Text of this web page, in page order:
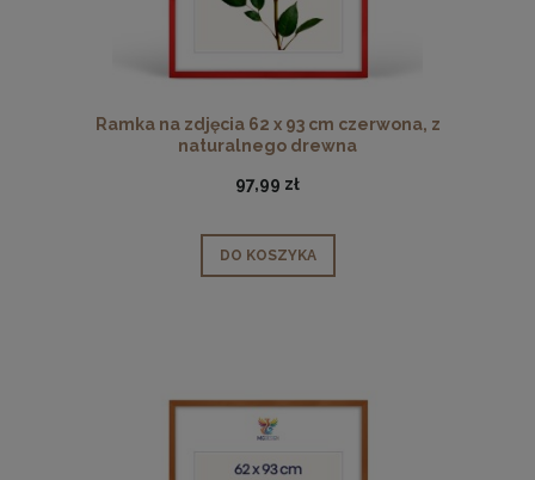
Ramka na zdjęcia 62 x 93 cm czerwona, z
naturalnego drewna
97,99 zł
DO KOSZYKA